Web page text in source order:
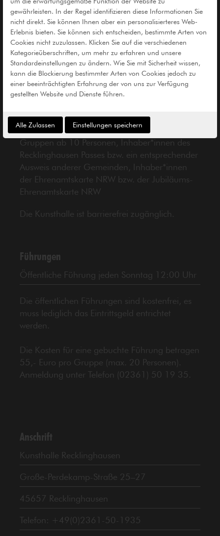
Preise
Normal
Ermäßigt* 2,50 €
Kinder unter 14 Jahren frei
* Schüler*innen, Auszubildende, Studierende,
Gruppen ab 10 Personen, Inhaber*innen des
Recklinghausen Passes bzw. ein entsprechender
Ausweis anderer Gemeinden, Inhaber*innen
der Ehrenamtskarte NRW bzw. der Jubiläums-
Ehrenamtskarte NRW
Die Kunsthalle ist barrierefrei zugänglich.
Führungen
Öffentliche Führung jeden Sonntag 12:00 Uhr
Die öffentlichen Führungen sind kostenfrei, es
muss lediglich das Eintrittsgeld entrichtet
werden.
Die Kosten für eine gebuchte Führung betragen
55,- Euro pro Gruppe (max. 20 Personen).
Anmeldung unter Telefon (02361) 50 19 35.
Anschrift
Kunsthalle Recklinghausen
Große-Perdekamp-Straße 25–27
45657 Recklinghausen
Telefon: +49(0)2361-50-1935
gewährleisten. In der Regel identifizieren diese Informationen Sie
nicht direkt. Sie können Ihnen aber ein personalisierteres Web-
Erlebnis bieten. Sie können sich entscheiden, bestimmte Arten von
Cookies nicht zuzulassen. Klicken Sie auf die verschiedenen
Kategorieüberschriften, um mehr zu erfahren und unsere
Standardeinstellungen zu ändern. Wie Sie mit Sicherheit wissen,
kann die Blockierung bestimmter Arten von Cookies jedoch zu
einer beeinträchtigten Erfahrung der von uns zur Verfügung
gestellten Website und Dienste führen.
Alle Zulassen Einstellungen speichern